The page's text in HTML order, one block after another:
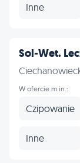
Inne
Sol-Wet.
W ofercie m.in.:
Czipowanie
Inne